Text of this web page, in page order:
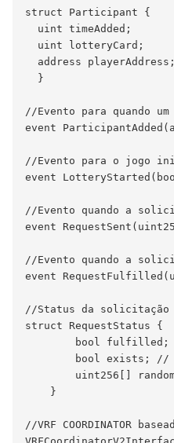
struct Participant {
  uint timeAdded;
  uint lotteryCard;
  address playerAddress;
  }
//Evento para quando
event
//Evento para o jogo
event
//Evento quando a
event
//Evento quando a
event
//Status da solicitação
struct RequestStatus {
bool
bool exists; //
uint256[]
    }
//VRF COORDINATOR